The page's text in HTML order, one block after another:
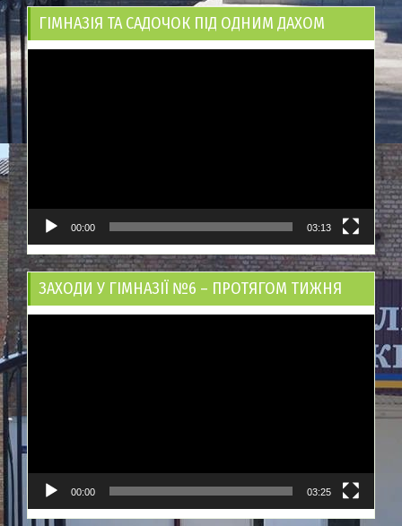
ГІМНАЗІЯ ТА САДОЧОК ПІД ОДНИМ ДАХОМ
00:00 03:13
ЗАХОДИ У ГІМНАЗІЇ №6 – ПРОТЯГОМ ТИЖНЯ
00:00 03:25